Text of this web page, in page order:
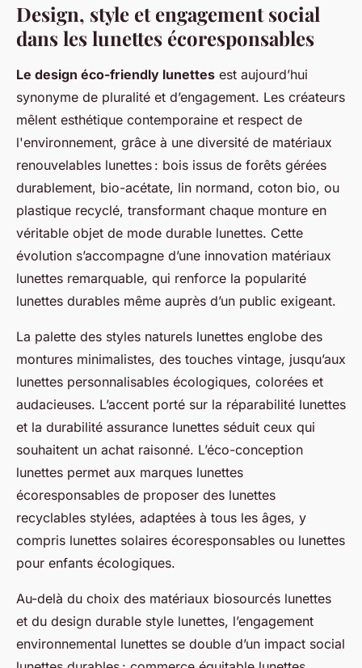
Design, style et engagement social
dans les lunettes écoresponsables
Le design éco-friendly lunettes est aujourd’hui
synonyme de pluralité et d’engagement. Les créateurs
mêlent esthétique contemporaine et respect de
l'environnement, grâce à une diversité de matériaux
renouvelables lunettes : bois issus de forêts gérées
durablement, bio-acétate, lin normand, coton bio, ou
plastique recyclé, transformant chaque monture en
véritable objet de mode durable lunettes. Cette
évolution s’accompagne d’une innovation matériaux
lunettes remarquable, qui renforce la popularité
lunettes durables même auprès d’un public exigeant.
La palette des styles naturels lunettes englobe des
montures minimalistes, des touches vintage, jusqu’aux
lunettes personnalisables écologiques, colorées et
audacieuses. L’accent porté sur la réparabilité lunettes
et la durabilité assurance lunettes séduit ceux qui
souhaitent un achat raisonné. L’éco-conception
lunettes permet aux marques lunettes
écoresponsables de proposer des lunettes
recyclables stylées, adaptées à tous les âges, y
compris lunettes solaires écoresponsables ou lunettes
pour enfants écologiques.
Au-delà du choix des matériaux biosourcés lunettes
et du design durable style lunettes, l’engagement
environnemental lunettes se double d’un impact social